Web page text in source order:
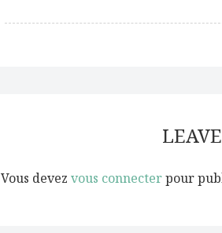
Vous devez vous connecterpour